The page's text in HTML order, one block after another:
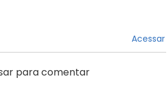
Acessar
para comentar